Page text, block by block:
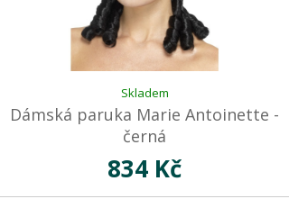
Skladem
Dámská paruka Marie Antoinette -
černá
834 Kč